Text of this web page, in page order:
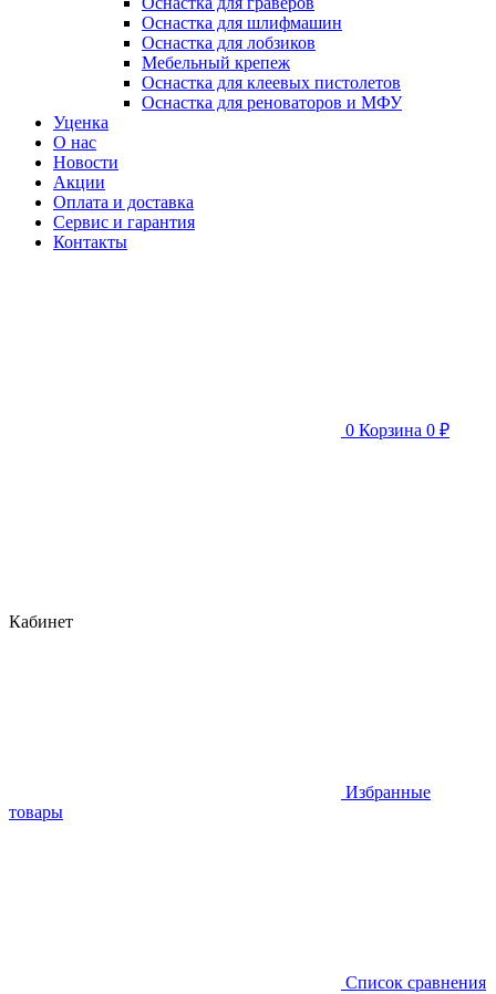
Оснастка для шлифмашин
Оснастка для лобзиков
Мебельный крепеж
Оснастка для клеевых пистолетов
Оснастка для реноваторов и МФУ
Уценка
О нас
Новости
Акции
Оплата и доставка
Сервис и гарантия
Контакты
0 Корзина 0 ₽
Кабинет
Избранные
товары
Список сравнения